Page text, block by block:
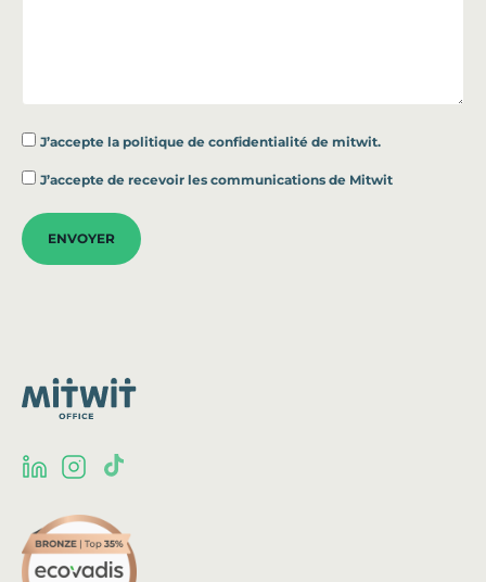
J’accepte la politique de confidentialité de mitwit.
J’accepte de recevoir les communications de Mitwit
ENVOYER